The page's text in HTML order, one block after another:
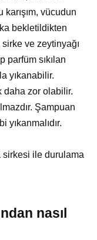
karışım, vücudun
bekletildikten
sirke ve zeytinyağı
parfüm sıkılan
yıkanabilir.
daha zor olabilir.
Şampuan
sirkesi ile durulama
nasıl